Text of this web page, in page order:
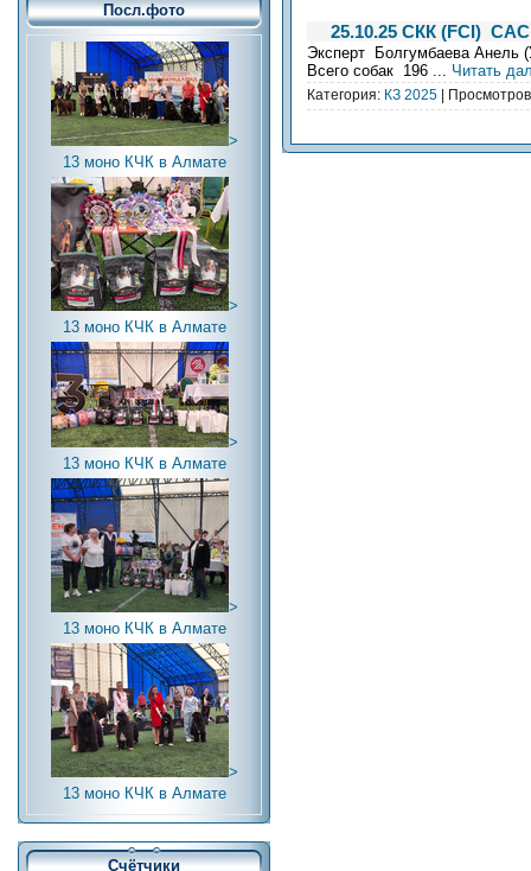
Посл.фото
>
13 моно КЧК в Алмате
>
13 моно КЧК в Алмате
>
13 моно КЧК в Алмате
>
13 моно КЧК в Алмате
>
13 моно КЧК в Алмате
Счётчики
25.10.25 СКК (FCI)
Эксперт Болгумбаева Анель
Всего собак 196
Читать
Категория: КЗ 2025 |